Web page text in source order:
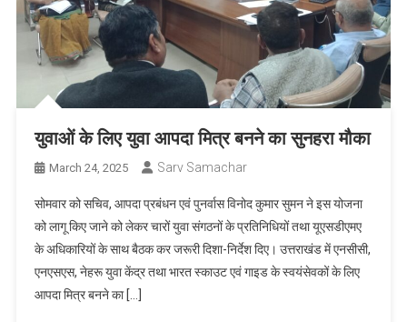
युवाओं के लिए युवा आपदा मित्र बनने का सुनहरा मौका
March 24, 2025 Sarv Samachar
सोमवार को सचिव, आपदा प्रबंधन एवं पुनर्वास विनोद कुमार सुमन ने इस योजना
को लागू किए जाने को लेकर चारों युवा संगठनों के प्रतिनिधियों तथा यूएसडीएमए
के अधिकारियों के साथ बैठक कर जरूरी दिशा-निर्देश दिए। उत्तराखंड में एनसीसी,
एनएसएस, नेहरू युवा केंद्र तथा भारत स्काउट एवं गाइड के स्वयंसेवकों के लिए
आपदा मित्र बनने का […]